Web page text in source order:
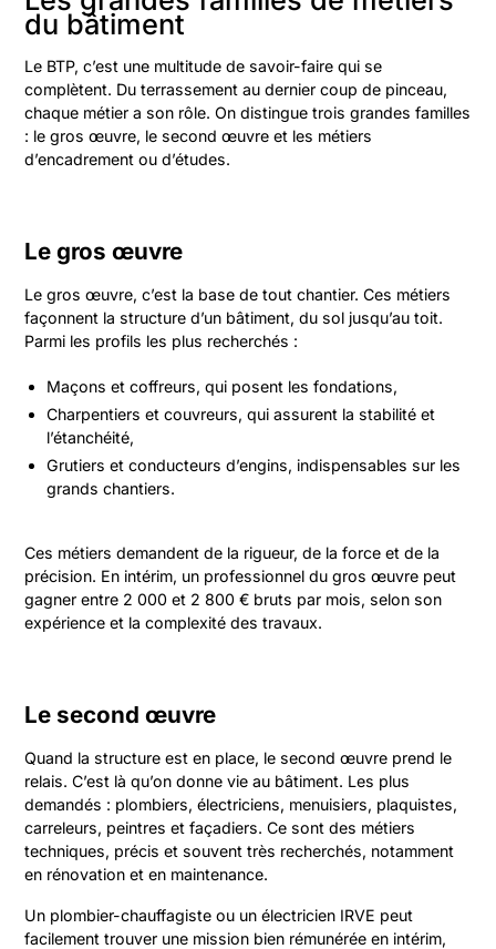
du bâtiment
Le BTP, c’est une multitude de savoir-faire qui se
complètent. Du terrassement au dernier coup de pinceau,
chaque métier a son rôle. On distingue trois grandes familles
: le gros œuvre, le second œuvre et les métiers
d’encadrement ou d’études.
Le gros œuvre
Le gros œuvre, c’est la base de tout chantier. Ces métiers
façonnent la structure d’un bâtiment, du sol jusqu’au toit.
Parmi les profils les plus recherchés :
Maçons et coffreurs, qui posent les fondations,
Charpentiers et couvreurs, qui assurent la stabilité et
l’étanchéité,
Grutiers et conducteurs d’engins, indispensables sur les
grands chantiers.
Ces métiers demandent de la rigueur, de la force et de la
précision. En intérim, un professionnel du gros œuvre peut
gagner entre 2 000 et 2 800 € bruts par mois, selon son
expérience et la complexité des travaux.
Le second œuvre
Quand la structure est en place, le second œuvre prend le
relais. C’est là qu’on donne vie au bâtiment. Les plus
demandés : plombiers, électriciens, menuisiers, plaquistes,
carreleurs, peintres et façadiers. Ce sont des métiers
techniques, précis et souvent très recherchés, notamment
en rénovation et en maintenance.
Un plombier-chauffagiste ou un électricien IRVE peut
facilement trouver une mission bien rémunérée en intérim,